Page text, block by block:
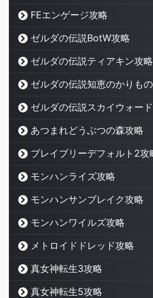
FEエンゲージ攻略
ゼルダの伝説BotW攻略
ゼルダの伝説ティアキン攻略
ゼルダの伝説知恵のかりも
ゼルダの伝説スカイウォー
あつまれどうぶつの森攻略
ブレイブリーデフォルト2攻
モンハンライズ攻略
モンハンサンブレイク攻略
モンハンワイルズ攻略
メトロイドドレッド攻略
真女神転生3攻略
真女神転生5攻略